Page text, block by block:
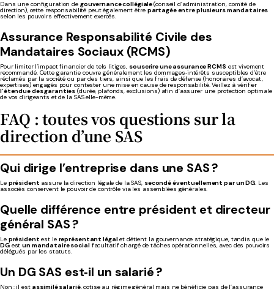
Dans une configuration de gouvernance collégiale(conseil d’administration, comité de
direction), cette responsabilité peut également être partagée entre plusieurs mandataires
selon les pouvoirs effectivement exercés.
Assurance Responsabilité Civile des
Mandataires Sociaux (RCMS)
Pour limiter l’impact financier de tels litiges, souscrire une assurance RCMS est vivement
recommandé. Cette garantie couvre généralement les dommages‑intérêts susceptibles d’être
réclamés par la société ou par des tiers, ainsi que les frais de défense (honoraires d’avocat,
expertises) engagés pour contester une mise en cause de responsabilité. Veillez à vérifier
l’étendue des garanties (durée, plafonds, exclusions) afin d’assurer une protection optimale
de vos dirigeants et de la SAS elle-même.
FAQ : toutes vos questions sur la
direction d’une SAS
Qui dirige l’entreprise dans une SAS ?
Le président assure la direction légale de la SAS, secondé éventuellement par un DG. Les
associés conservent le pouvoir de contrôle via les assemblées générales.
Quelle différence entre président et directeur
général SAS ?
Le président est le représentant légalet détient la gouvernance stratégique, tandis que le
DGestun mandataire socialfacultatif chargé de tâches opérationnelles, avec des pouvoirs
délégués par les statuts.
Un DG SAS est‑il un salarié ?
Non : il est assimilé salarié, cotise au régime général mais ne bénéficie pas de l’assurance